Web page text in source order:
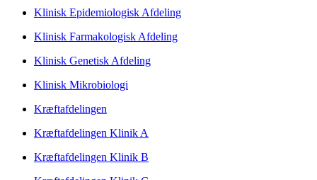
Klinisk Epidemiologisk Afdeling
Klinisk Farmakologisk Afdeling
Klinisk Genetisk Afdeling
Klinisk Mikrobiologi
Kræftafdelingen
Kræftafdelingen Klinik A
Kræftafdelingen Klinik B